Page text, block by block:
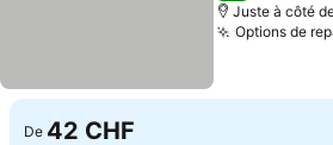
Juste à côté
Options de
De 42 CHF